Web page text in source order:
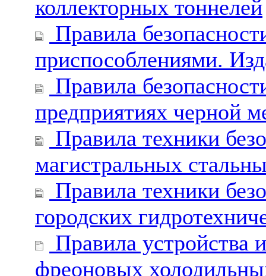
коллекторных тоннелей
Правила
приспособлениями.
Правила
предприятиях черной
Правила техники
магистральных
Правила техники
городских
Правила устройства
фреоновых